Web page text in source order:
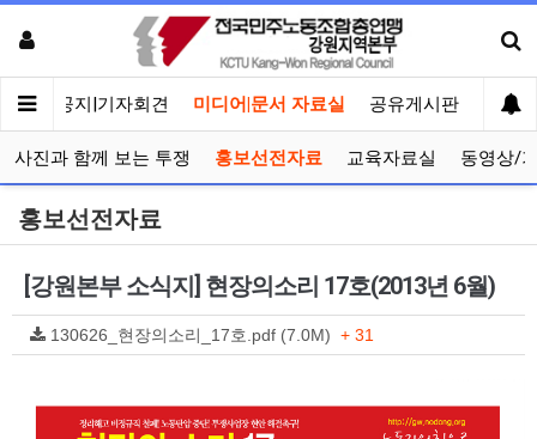
인 공지|기자회견 미디어|문서 자료실 공유게시판 선거
사진과 함께 보는 투쟁 홍보선전자료 교육자료실 동영상/
홍보선전자료
[강원본부 소식지] 현장의소리 17호(2013년 6월)
130626_현장의소리_17호.pdf (7.0M) + 31